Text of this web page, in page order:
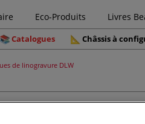
Eco-Produits Livres
Catalogues Châssis à
de linogravure DLW